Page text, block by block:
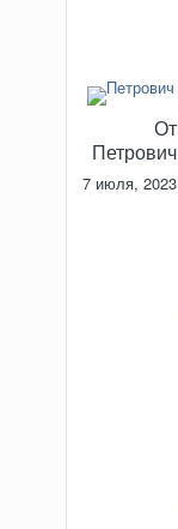
От
Петрович
7 июля, 2023